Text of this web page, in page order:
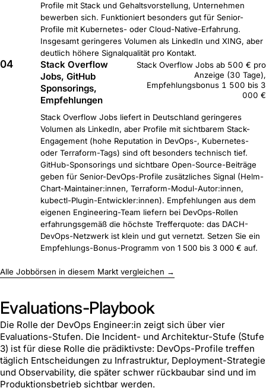
Profile mit Stack und Gehaltsvorstellung, Unternehmen
bewerben sich. Funktioniert besonders gut für Senior-
Profile mit Kubernetes- oder Cloud-Native-Erfahrung.
Insgesamt geringeres Volumen als LinkedIn und XING, aber
deutlich höhere Signalqualität pro Kontakt.
04
Stack Overflow
Jobs, GitHub
Sponsorings,
Empfehlungen
Stack Overflow Jobs ab 500 € pro
Anzeige (30 Tage),
Empfehlungsbonus 1 500 bis 3
000 €
Stack Overflow Jobs liefert in Deutschland geringeres
Volumen als LinkedIn, aber Profile mit sichtbarem Stack-
Engagement (hohe Reputation in DevOps-, Kubernetes-
oder Terraform-Tags) sind oft besonders technisch tief.
GitHub-Sponsorings und sichtbare Open-Source-Beiträge
geben für Senior-DevOps-Profile zusätzliches Signal (Helm-
Chart-Maintainer:innen, Terraform-Modul-Autor:innen,
kubectl-Plugin-Entwickler:innen). Empfehlungen aus dem
eigenen Engineering-Team liefern bei DevOps-Rollen
erfahrungsgemäß die höchste Trefferquote: das DACH-
DevOps-Netzwerk ist klein und gut vernetzt. Setzen Sie ein
Empfehlungs-Bonus-Programm von 1 500 bis 3 000 € auf.
Alle Jobbörsen in diesem Markt vergleichen →
Evaluations-Playbook
Die Rolle der DevOps Engineer:in zeigt sich über vier
Evaluations-Stufen. Die Incident- und Architektur-Stufe (Stufe
3) ist für diese Rolle die prädiktivste: DevOps-Profile treffen
täglich Entscheidungen zu Infrastruktur, Deployment-Strategie
und Observability, die später schwer rückbaubar sind und im
Produktionsbetrieb sichtbar werden.